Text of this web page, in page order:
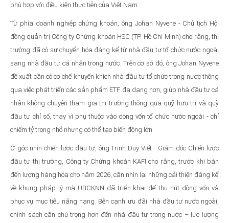
phù hợp với điều kiện thực tiễn của Việt Nam.
Từ phía doanh nghiệp chứng khoán, ông Johan Nyvene - Chủ tịch Hội
đồng quản trị Công ty Chứng khoán HSC (TP. Hồ Chí Minh) cho rằng, thị
trường đã có sự chuyển hóa đáng kể từ nhà đầu tư tổ chức nước ngoài
sang nhà đầu tư cá nhân trong nước. Trên cơ sở đó, ông Johan Nyvene
đề xuất cần có cơ chế khuyến khích nhà đầu tư tổ chức trong nước thông
qua việc phát triển các sản phẩm ETF đa dạng hơn, giúp nhà đầu tư cá
nhân không chuyên tham gia thị trường thông qua quỹ hưu trí và quỹ
đầu tư chỉ số, thay vì phụ thuộc vào dòng vốn tổ chức nước ngoài - chỉ
chiếm tỷ trọng nhỏ nhưng có thể tạo biến động lớn.
Ở góc nhìn chiến lược đầu tư, ông Trịnh Duy Viết - Giám đốc Chiến lược
đầu tư thị trường, Công ty Chứng khoán KAFI cho rằng, trước khi bàn
đến lượng hàng hóa cho năm 2026, cần nhìn lại những cải thiện đáng kể
về khung pháp lý mà UBCKNN đã triển khai để thu hút dòng vốn và
phục vụ mục tiêu nâng hạng. Bên cạnh ưu đãi nhà đầu tư nước ngoài,
chính sách cần chú trọng hơn đến nhà đầu tư trong nước – lực lượng